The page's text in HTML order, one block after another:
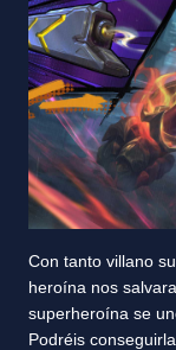
Con tanto villano
heroína nos
superheroína se
Podréis